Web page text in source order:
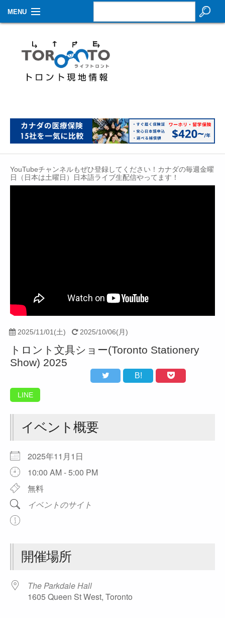
MENU
生活情報
その他
イベントカレンダー
Contact
YouTubeチャンネルもぜひ登録してください！カナダの毎週金曜
日（日本は土曜日）日本語ライブ生配信やってます！
2025/11/01(土) 2025/10/06(月)
トロント文具ショー(Toronto Stationery
Show) 2025
B!
LINE
イベント概要
2025年11月1日
10:00 AM - 5:00 PM
無料
イベントのサイト
開催場所
The Parkdale Hall
1605 Queen St West, Toronto